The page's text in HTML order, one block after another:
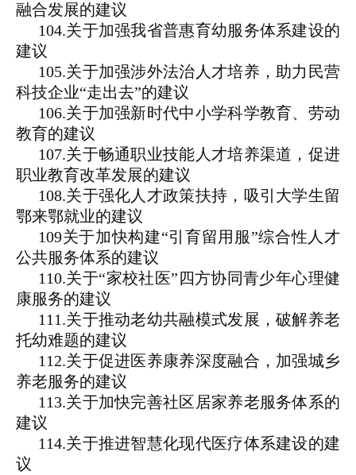
融合发展的建议
104.关于加强我省普惠育幼服务体系建设的
建议
105.关于加强涉外法治人才培养，助力民营
科技企业“走出去”的建议
106.关于加强新时代中小学科学教育、劳动
教育的建议
107.关于畅通职业技能人才培养渠道，促进
职业教育改革发展的建议
108.关于强化人才政策扶持，吸引大学生留
鄂来鄂就业的建议
109关于加快构建“引育留用服”综合性人才
公共服务体系的建议
110.关于“家校社医”四方协同青少年心理健
康服务的建议
111.关于推动老幼共融模式发展，破解养老
托幼难题的建议
112.关于促进医养康养深度融合，加强城乡
养老服务的建议
113.关于加快完善社区居家养老服务体系的
建议
114.关于推进智慧化现代医疗体系建设的建
议